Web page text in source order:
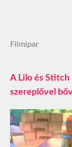
Filmipar
A Lilo és
szereplővel